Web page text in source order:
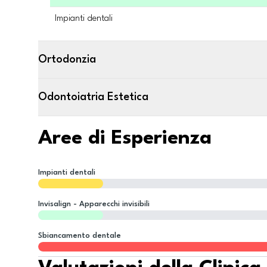
Impianti dentali
Ortodonzia
Odontoiatria Estetica
Aree di Esperienza
Impianti dentali
Invisalign - Apparecchi invisibili
Sbiancamento dentale